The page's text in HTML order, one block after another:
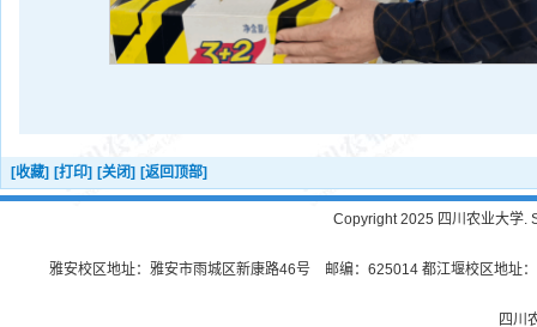
[收藏] [打印] [关闭] [返回顶部]
Copyright 2025 四川农业大学.
雅安校区地址：雅安市雨城区新康路46号 邮编：625014 都江堰校区地址
四川